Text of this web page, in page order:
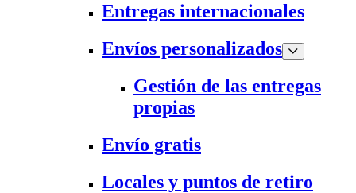
Entregas internacionales
Envíos personalizados
Gestión de las entregas
propias
Envío gratis
Locales y puntos de retiro